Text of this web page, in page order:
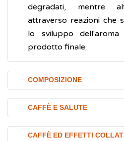
degradati, mentre
attraverso reazioni che
lo sviluppo
prodotto finale.
COMPOSIZIONE
Nel caffè tostato sono
componenti volatili. I
costituiti dall'alcaloide
CAFFÈ E SALUTE
La caffeina è in grado
CAFFÈ ED EFFETTI